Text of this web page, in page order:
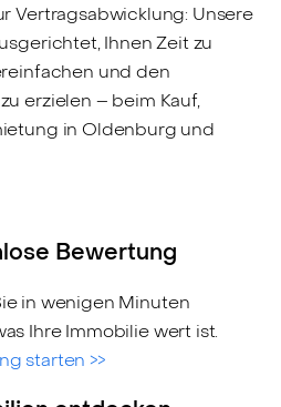
Vertragsabwicklung: Unsere
Ihnen Zeit zu
und den
erzielen – beim Kauf,
in Oldenburg und
Bewertung
in wenigen Minuten
Ihre Immobilie wert ist.
starten >>